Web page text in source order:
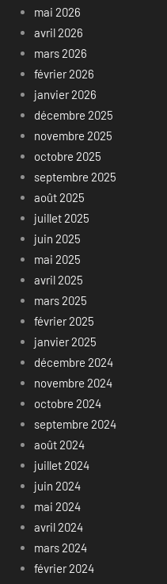
mai 2026
avril 2026
mars 2026
février 2026
janvier 2026
décembre 2025
novembre 2025
octobre 2025
septembre 2025
août 2025
juillet 2025
juin 2025
mai 2025
avril 2025
mars 2025
février 2025
janvier 2025
décembre 2024
novembre 2024
octobre 2024
septembre 2024
août 2024
juillet 2024
juin 2024
mai 2024
avril 2024
mars 2024
février 2024